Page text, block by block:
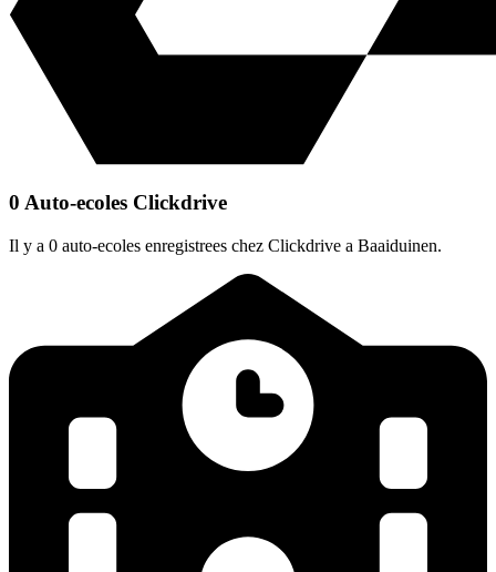
0 Auto-ecoles Clickdrive
Il y a 0 auto-ecoles enregistrees chez Clickdrive a Baaiduinen.